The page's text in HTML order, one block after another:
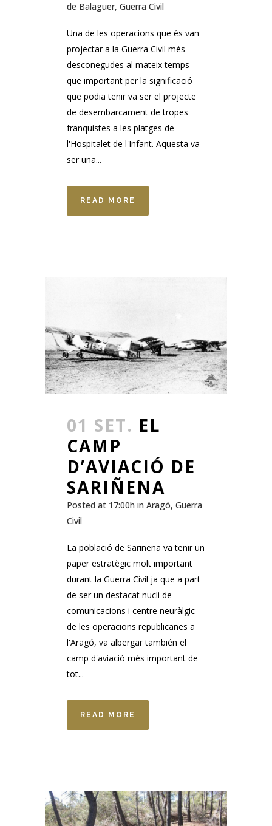
de Balaguer, Guerra Civil
Una de les operacions que és van
projectar a la Guerra Civil més
desconegudes al mateix temps
que important per la significació
que podia tenir va ser el projecte
de desembarcament de tropes
franquistes a les platges de
l'Hospitalet de l'Infant. Aquesta va
ser una...
READ MORE
01 SET. EL
CAMP
D’AVIACIÓ DE
SARIÑENA
Posted at 17:00h in Aragó, Guerra
Civil
La població de Sariñena va tenir un
paper estratègic molt important
durant la Guerra Civil ja que a part
de ser un destacat nucli de
comunicacions i centre neuràlgic
de les operacions republicanes a
l'Aragó, va albergar también el
camp d'aviació més important de
tot...
READ MORE